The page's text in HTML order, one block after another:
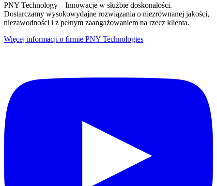
PNY Technology – Innowacje w służbie doskonałości.
Dostarczamy wysokowydajne rozwiązania o niezrównanej jakości,
niezawodności i z pełnym zaangażowaniem na rzecz klienta.
Więcej informacji o firmie PNY Technologies